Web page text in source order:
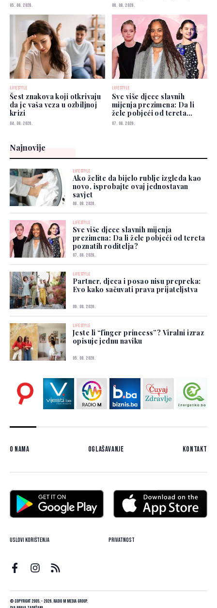
05. 08. 2026. 06. 08. 2026.
LIFESTYLE
Šest znakova koji otkrivaju
da je vaša veza u ozbiljnoj
krizi
04. 08. 2026.
LIFESTYLE
Sve više djece slavnih
mijenja prezimena: Da li
žele pobjeći od tereta
poznatih roditelja?
07. 08. 2026.
Najnovije
LIFESTYLE
Ako želite da bijelo rublje izgleda kao
novo, isprobajte ovaj jednostavan
savjet
08. 08. 2026.
LIFESTYLE
Sve više djece slavnih mijenja
prezimena: Da li žele pobjeći od tereta
poznatih roditelja?
07. 08. 2026.
LIFESTYLE
Partner, djeca i posao nisu prepreka:
Evo kako sačuvati prava prijateljstva
06. 08. 2026.
LIFESTYLE
Jeste li “finger princess”? Viralni izraz
opisuje jednu naviku
05. 08. 2026.
O nama Oglašavanje Kontakt
Uslovi korištenja Privatnost
© Copyright 2005. - 2026. Radio M Media Group.